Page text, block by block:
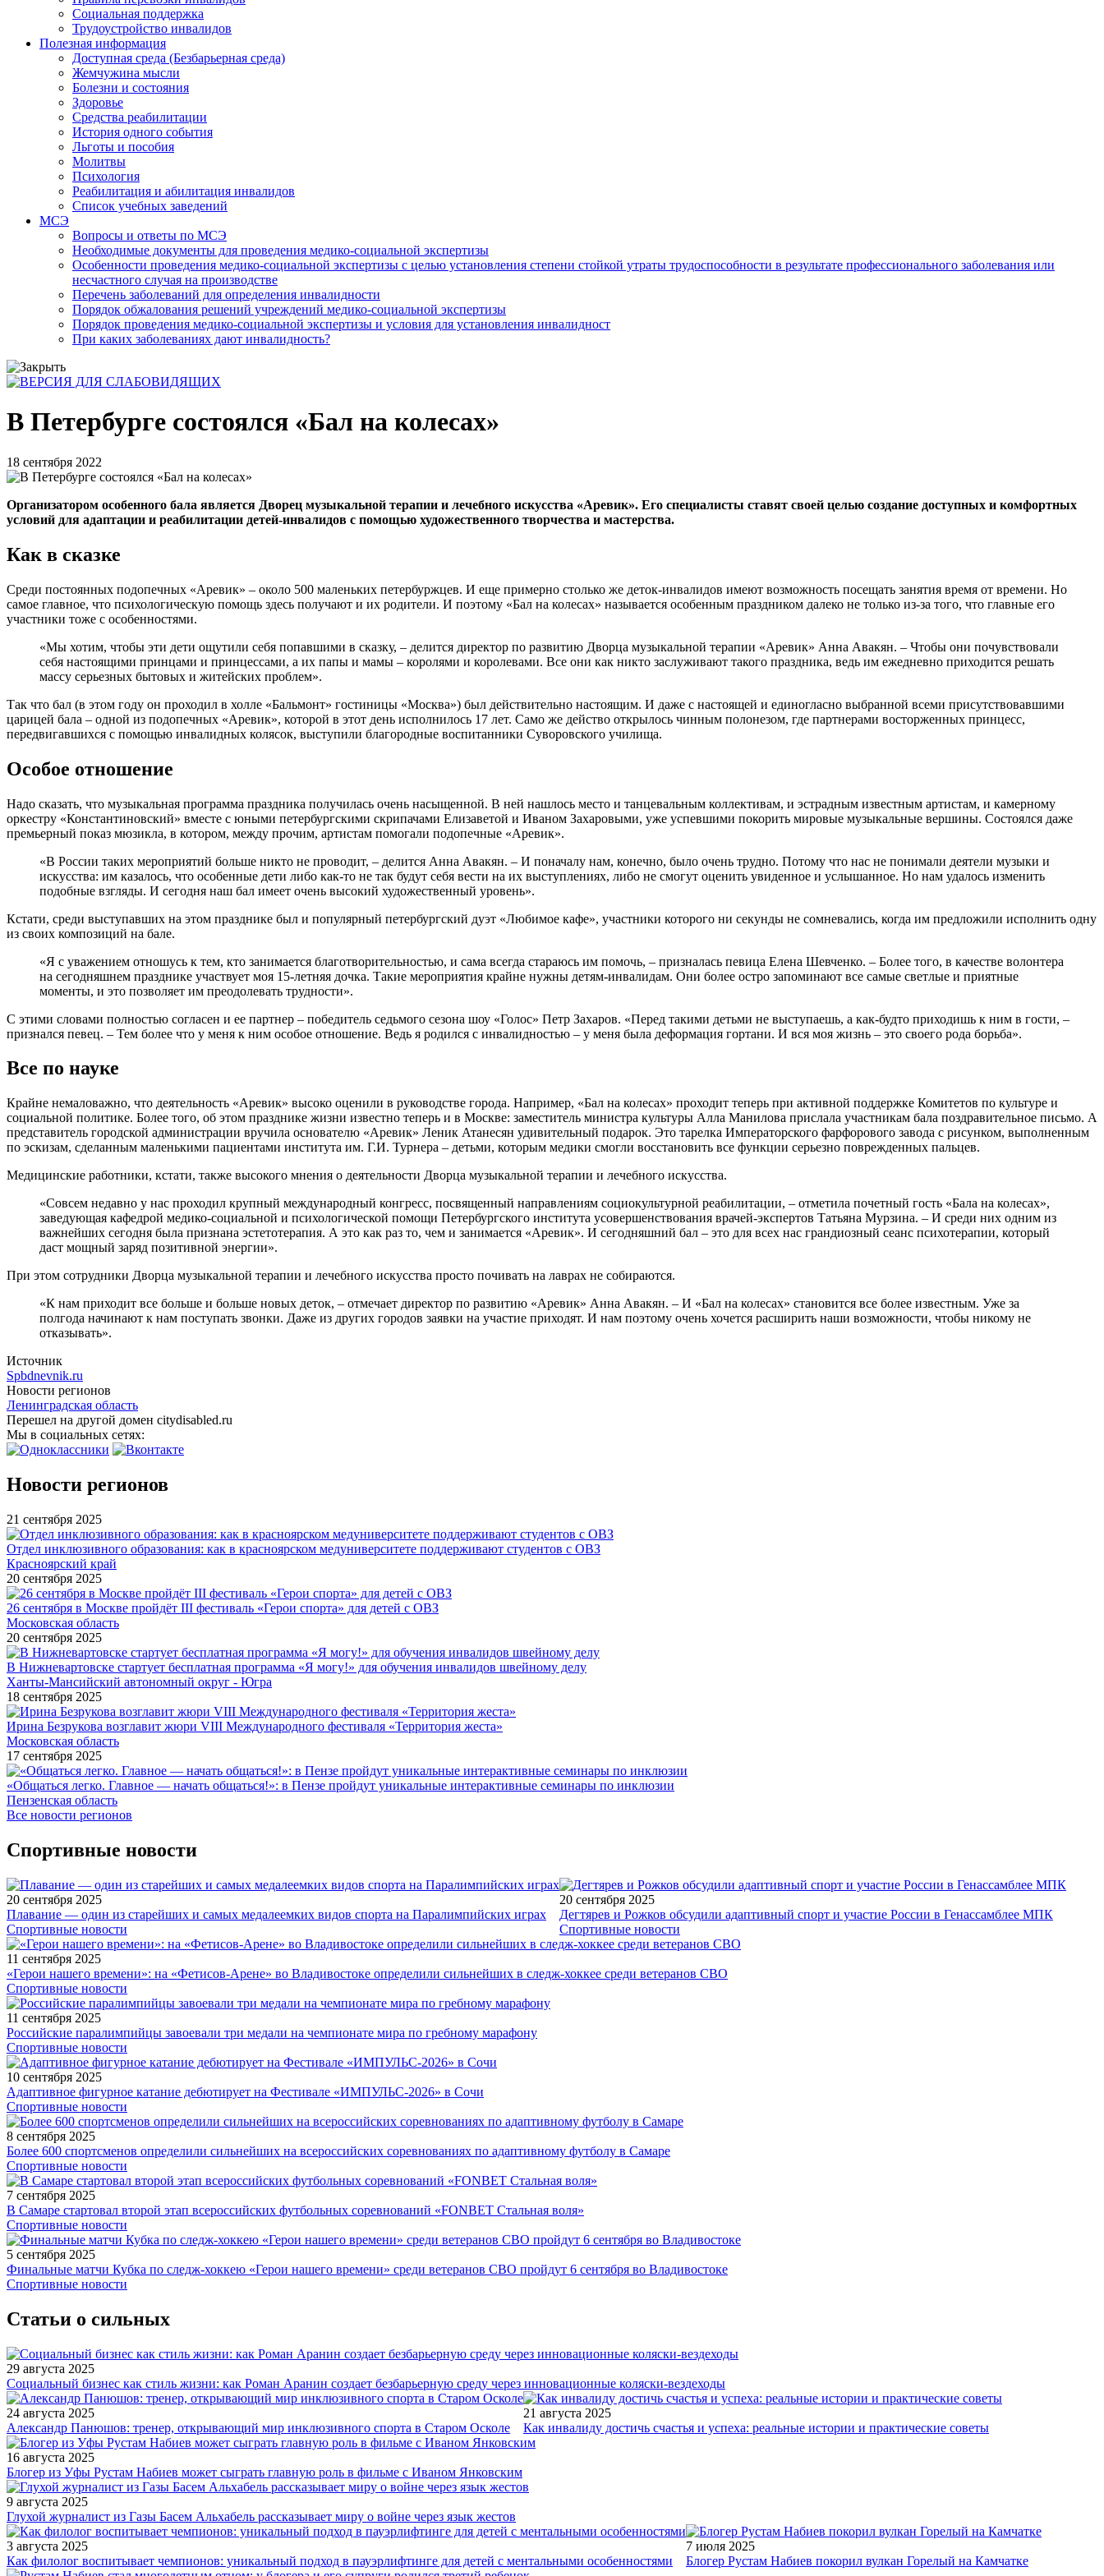
Социальная поддержка
Трудоустройство инвалидов
Полезная информация
Доступная среда (Безбарьерная среда)
Жемчужина мысли
Болезни и состояния
Здоровье
Средства реабилитации
История одного события
Льготы и пособия
Молитвы
Психология
Реабилитация и абилитация инвалидов
Список учебных заведений
МСЭ
Вопросы и ответы по МСЭ
Необходимые документы для проведения медико-социальной экспертизы
Особенности проведения медико-социальной экспертизы с целью установления степени стойкой утраты трудоспособности в результате профессионального заболевания или
несчастного случая на производстве
Перечень заболеваний для определения инвалидности
Порядок обжалования решений учреждений медико-социальной экспертизы
Порядок проведения медико-социальной экспертизы и условия для установления инвалидност
При каких заболеваниях дают инвалидность?
В Петербурге состоялся «Бал на колесах»
18 сентября 2022
Организатором особенного бала является Дворец музыкальной терапии и лечебного искусства «Аревик». Его специалисты ставят своей целью создание доступных и комфортных
условий для адаптации и реабилитации детей-инвалидов с помощью художественного творчества и мастерства.
Как в сказке
Среди постоянных подопечных «Аревик» – около 500 маленьких петербуржцев. И еще примерно столько же деток-инвалидов имеют возможность посещать занятия время от времени. Но
самое главное, что психологическую помощь здесь получают и их родители. И поэтому «Бал на колесах» называется особенным праздником далеко не только из-за того, что главные его
участники тоже с особенностями.
«Мы хотим, чтобы эти дети ощутили себя попавшими в сказку, – делится директор по развитию Дворца музыкальной терапии «Аревик» Анна Авакян. – Чтобы они почувствовали
себя настоящими принцами и принцессами, а их папы и мамы – королями и королевами. Все они как никто заслуживают такого праздника, ведь им ежедневно приходится решать
массу серьезных бытовых и житейских проблем».
Так что бал (в этом году он проходил в холле «Бальмонт» гостиницы «Москва») был действительно настоящим. И даже с настоящей и единогласно выбранной всеми присутствовавшими
царицей бала – одной из подопечных «Аревик», которой в этот день исполнилось 17 лет. Само же действо открылось чинным полонезом, где партнерами восторженных принцесс,
передвигавшихся с помощью инвалидных колясок, выступили благородные воспитанники Суворовского училища.
Особое отношение
Надо сказать, что музыкальная программа праздника получилась очень насыщенной. В ней нашлось место и танцевальным коллективам, и эстрадным известным артистам, и камерному
оркестру «Константиновский» вместе с юными петербургскими скрипачами Елизаветой и Иваном Захаровыми, уже успевшими покорить мировые музыкальные вершины. Состоялся даже
премьерный показ мюзикла, в котором, между прочим, артистам помогали подопечные «Аревик».
«В России таких мероприятий больше никто не проводит, – делится Анна Авакян. – И поначалу нам, конечно, было очень трудно. Потому что нас не понимали деятели музыки и
искусства: им казалось, что особенные дети либо как-то не так будут себя вести на их выступлениях, либо не смогут оценить увиденное и услышанное. Но нам удалось изменить
подобные взгляды. И сегодня наш бал имеет очень высокий художественный уровень».
Кстати, среди выступавших на этом празднике был и популярный петербургский дуэт «Любимое кафе», участники которого ни секунды не сомневались, когда им предложили исполнить одну
из своих композиций на бале.
«Я с уважением отношусь к тем, кто занимается благотворительностью, и сама всегда стараюсь им помочь, – призналась певица Елена Шевченко. – Более того, в качестве волонтера
на сегодняшнем празднике участвует моя 15-летняя дочка. Такие мероприятия крайне нужны детям-инвалидам. Они более остро запоминают все самые светлые и приятные
моменты, и это позволяет им преодолевать трудности».
С этими словами полностью согласен и ее партнер – победитель седьмого сезона шоу «Голос» Петр Захаров. «Перед такими детьми не выступаешь, а как-будто приходишь к ним в гости, –
признался певец. – Тем более что у меня к ним особое отношение. Ведь я родился с инвалидностью – у меня была деформация гортани. И вся моя жизнь – это своего рода борьба».
Все по науке
Крайне немаловажно, что деятельность «Аревик» высоко оценили в руководстве города. Например, «Бал на колесах» проходит теперь при активной поддержке Комитетов по культуре и
социальной политике. Более того, об этом празднике жизни известно теперь и в Москве: заместитель министра культуры Алла Манилова прислала участникам бала поздравительное письмо. А
представитель городской администрации вручила основателю «Аревик» Леник Атанесян удивительный подарок. Это тарелка Императорского фарфорового завода с рисунком, выполненным
по эскизам, сделанным маленькими пациентами института им. Г.И. Турнера – детьми, которым медики смогли восстановить все функции серьезно поврежденных пальцев.
Медицинские работники, кстати, также высокого мнения о деятельности Дворца музыкальной терапии и лечебного искусства.
«Совсем недавно у нас проходил крупный международный конгресс, посвященный направлениям социокультурной реабилитации, – отметила почетный гость «Бала на колесах»,
заведующая кафедрой медико-социальной и психологической помощи Петербургского института усовершенствования врачей-экспертов Татьяна Мурзина. – И среди них одним из
важнейших сегодня была признана эстетотерапия. А это как раз то, чем и занимается «Аревик». И сегодняшний бал – это для всех нас грандиозный сеанс психотерапии, который
даст мощный заряд позитивной энергии».
При этом сотрудники Дворца музыкальной терапии и лечебного искусства просто почивать на лаврах не собираются.
«К нам приходит все больше и больше новых деток, – отмечает директор по развитию «Аревик» Анна Авакян. – И «Бал на колесах» становится все более известным. Уже за
полгода начинают к нам поступать звонки. Даже из других городов заявки на участие приходят. И нам поэтому очень хочется расширить наши возможности, чтобы никому не
отказывать».
Источник
Spbdnevnik.ru
Новости регионов
Ленинградская область
Перешел на другой домен citydisabled.ru
Мы в социальных сетях:
Новости регионов
21 сентября 2025
Отдел инклюзивного образования: как в красноярском медуниверситете поддерживают студентов с ОВЗ
Красноярский край
20 сентября 2025
26 сентября в Москве пройдёт III фестиваль «Герои спорта» для детей с ОВЗ
Московская область
20 сентября 2025
В Нижневартовске стартует бесплатная программа «Я могу!» для обучения инвалидов швейному делу
Ханты-Мансийский автономный округ - Югра
18 сентября 2025
Ирина Безрукова возглавит жюри VIII Международного фестиваля «Территория жеста»
Московская область
17 сентября 2025
«Общаться легко. Главное — начать общаться!»: в Пензе пройдут уникальные интерактивные семинары по инклюзии
Пензенская область
Все новости регионов
Спортивные новости
20 сентября 2025
Плавание — один из старейших и самых медалеемких видов спорта на Паралимпийских играх
Спортивные новости
20 сентября 2025
Дегтярев и Рожков обсудили адаптивный спорт и участие России в Генассамблее МПК
Спортивные новости
11 сентября 2025
«Герои нашего времени»: на «Фетисов-Арене» во Владивостоке определили сильнейших в следж-хоккее среди ветеранов СВО
Спортивные новости
11 сентября 2025
Российские паралимпийцы завоевали три медали на чемпионате мира по гребному марафону
Спортивные новости
10 сентября 2025
Адаптивное фигурное катание дебютирует на Фестивале «ИМПУЛЬС-2026» в Сочи
Спортивные новости
8 сентября 2025
Более 600 спортсменов определили сильнейших на всероссийских соревнованиях по адаптивному футболу в Самаре
Спортивные новости
7 сентября 2025
В Самаре стартовал второй этап всероссийских футбольных соревнований «FONBET Стальная воля»
Спортивные новости
5 сентября 2025
Финальные матчи Кубка по следж-хоккею «Герои нашего времени» среди ветеранов СВО пройдут 6 сентября во Владивостоке
Спортивные новости
Статьи о сильных
29 августа 2025
Социальный бизнес как стиль жизни: как Роман Аранин создает безбарьерную среду через инновационные коляски-вездеходы
24 августа 2025
Александр Панюшов: тренер, открывающий мир инклюзивного спорта в Старом Осколе
21 августа 2025
Как инвалиду достичь счастья и успеха: реальные истории и практические советы
16 августа 2025
Блогер из Уфы Рустам Набиев может сыграть главную роль в фильме с Иваном Янковским
9 августа 2025
Глухой журналист из Газы Басем Альхабель рассказывает миру о войне через язык жестов
3 августа 2025
Как филолог воспитывает чемпионов: уникальный подход в пауэрлифтинге для детей с ментальными особенностями
7 июля 2025
Блогер Рустам Набиев покорил вулкан Горелый на Камчатке